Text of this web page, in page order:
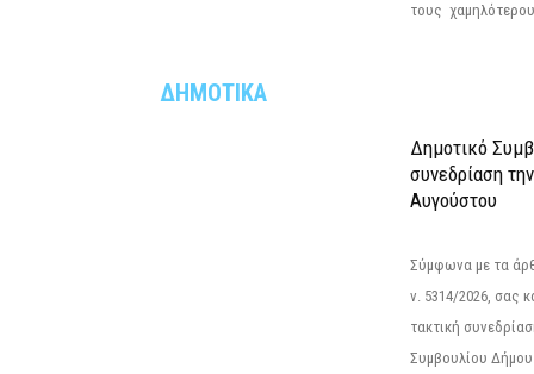
τους
ΔΗΜΟΤΙΚΑ
Δημοτικό
συνεδρίαση
Αυγούστου
Σύμφωνα με τα
ν. 5314/2026, σας
τακτική
Συμβουλίου